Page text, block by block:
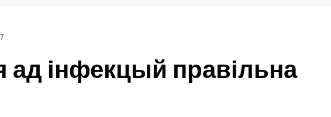
ад інфекцый правільна